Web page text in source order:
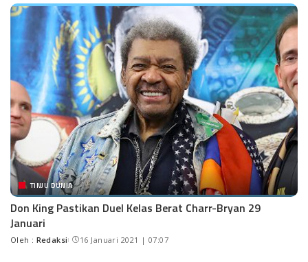
TINJU DUNIA
Don King Pastikan Duel Kelas Berat Charr-Bryan 29
Januari
Oleh : Redaksi 16 Januari 2021 | 07:07